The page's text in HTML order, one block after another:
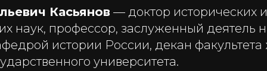
Касьянов — доктор исторических и
наук, профессор, заслуженный деятель
истории России, декан
университета.